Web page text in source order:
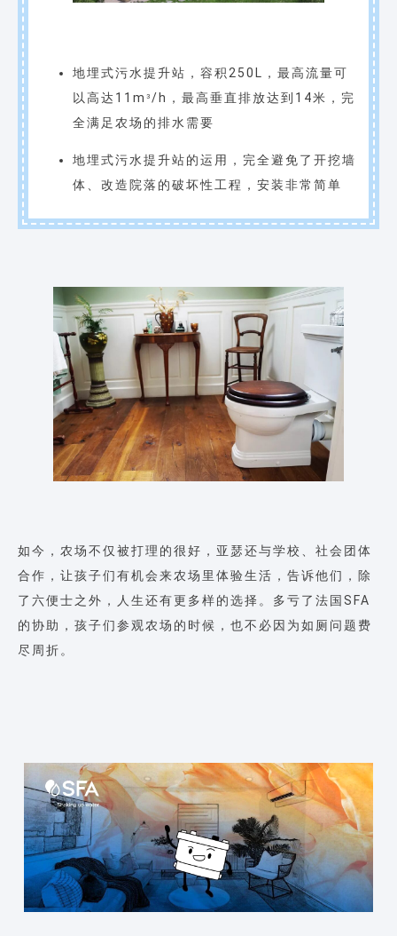
地埋式污水提升站，容积250L，最高流量可
以高达11m 3 /h，最高垂直排放达到14米，完
全满足农场的排水需要
地埋式污水提升站的运用，完全避免了开挖墙
体、改造院落的破坏性工程，安装非常简单
如今，农场不仅被打理的很好，亚瑟还与学校、社会团体
合作，让孩子们有机会来农场里体验生活，告诉他们，除
了六便士之外，人生还有更多样的选择。多亏了法国SFA
的协助，孩子们参观农场的时候，也不必因为如厕问题费
尽周折。